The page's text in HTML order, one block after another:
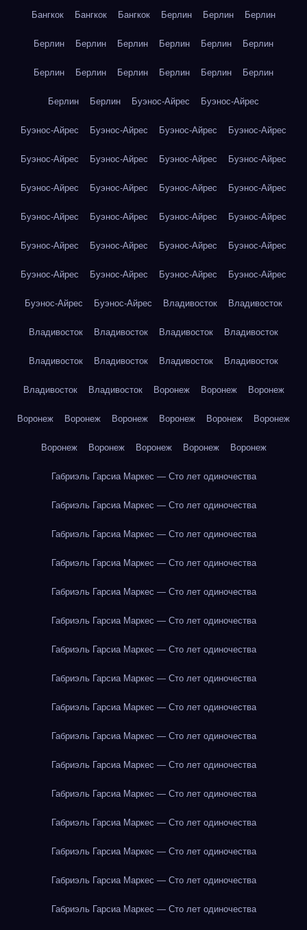
Бангкок Бангкок Бангкок Берлин Берлин Берлин
Берлин Берлин Берлин Берлин Берлин Берлин
Берлин Берлин Берлин Берлин Берлин Берлин
Берлин Берлин Буэнос-Айрес Буэнос-Айрес
Буэнос-Айрес Буэнос-Айрес Буэнос-Айрес Буэнос-Айрес
Буэнос-Айрес Буэнос-Айрес Буэнос-Айрес Буэнос-Айрес
Буэнос-Айрес Буэнос-Айрес Буэнос-Айрес Буэнос-Айрес
Буэнос-Айрес Буэнос-Айрес Буэнос-Айрес Буэнос-Айрес
Буэнос-Айрес Буэнос-Айрес Буэнос-Айрес Буэнос-Айрес
Буэнос-Айрес Буэнос-Айрес Буэнос-Айрес Буэнос-Айрес
Буэнос-Айрес Буэнос-Айрес Владивосток Владивосток
Владивосток Владивосток Владивосток Владивосток
Владивосток Владивосток Владивосток Владивосток
Владивосток Владивосток Воронеж Воронеж Воронеж
Воронеж Воронеж Воронеж Воронеж Воронеж Воронеж
Воронеж Воронеж Воронеж Воронеж Воронеж
Габриэль Гарсиа Маркес — Сто лет одиночества
Габриэль Гарсиа Маркес — Сто лет одиночества
Габриэль Гарсиа Маркес — Сто лет одиночества
Габриэль Гарсиа Маркес — Сто лет одиночества
Габриэль Гарсиа Маркес — Сто лет одиночества
Габриэль Гарсиа Маркес — Сто лет одиночества
Габриэль Гарсиа Маркес — Сто лет одиночества
Габриэль Гарсиа Маркес — Сто лет одиночества
Габриэль Гарсиа Маркес — Сто лет одиночества
Габриэль Гарсиа Маркес — Сто лет одиночества
Габриэль Гарсиа Маркес — Сто лет одиночества
Габриэль Гарсиа Маркес — Сто лет одиночества
Габриэль Гарсиа Маркес — Сто лет одиночества
Габриэль Гарсиа Маркес — Сто лет одиночества
Габриэль Гарсиа Маркес — Сто лет одиночества
Габриэль Гарсиа Маркес — Сто лет одиночества